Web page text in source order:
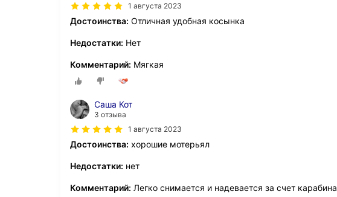
1 августа 2023
Достоинства: Отличная удобная косынка
Недостатки: Нет
Комментарий: Мягкая
Саша Кот
3 отзыва
1 августа 2023
Достоинства: хорошие мотерьял
Недостатки: нет
Комментарий: Легко снимается и надевается за счет карабина